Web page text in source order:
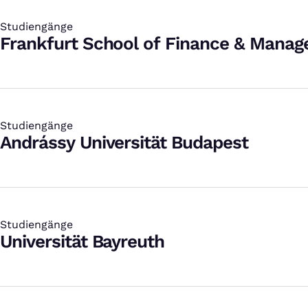
Studiengänge
:
Frankfurt School of Finance &
Studiengänge
:
Andrássy Universität Budapest
Studiengänge
:
Universität Bayreuth